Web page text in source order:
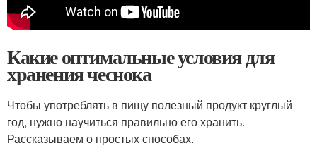
Какие оптимальные условия для
хранения чеснока
Чтобы употреблять в пищу полезный продукт круглый
год, нужно научиться правильно его хранить.
Рассказываем о простых способах.